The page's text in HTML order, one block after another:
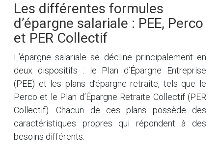
Les différentes formules
d’épargne salariale : PEE, Perco
et PER Collectif
L’épargne salariale se décline principalement en
deux dispositifs : le Plan d’Épargne Entreprise
(PEE) et les plans d’épargne retraite, tels que le
Perco et le Plan d’Épargne Retraite Collectif (PER
Collectif). Chacun de ces plans possède des
caractéristiques propres qui répondent à des
besoins différents.